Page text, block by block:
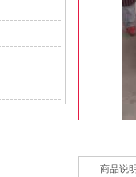
商品说